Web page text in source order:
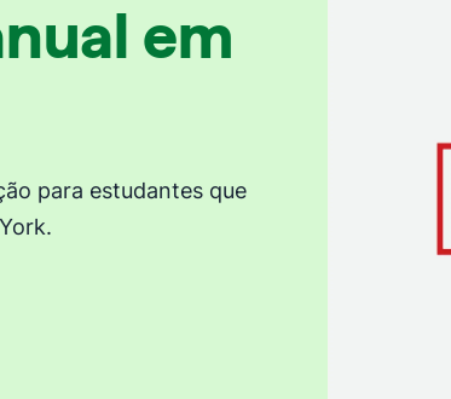
em
para estudantes que